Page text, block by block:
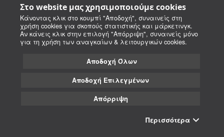
Στο website μας χρησιμοποιούμε cookies
Κάνοντας κλικ στο κουμπί "Αποδοχή", συναινείς στη
χρήση cookies για σκοπούς στατιστικής και μάρκετινγκ.
Αν κάνεις κλικ στην επιλογή "Απόρριψη", συναινείς μόνο
για τη χρήση των αναγκαίων & λειτουργικών cookies.
Αποδοχή Όλων
Αποδοχή Επιλεγμένων
Απόρριψη
Περισσότερα